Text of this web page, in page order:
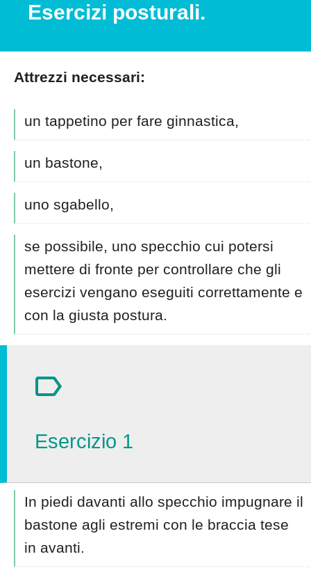
Esercizi posturali.
Attrezzi necessari:
un tappetino per fare ginnastica,
un bastone,
uno sgabello,
se possibile, uno specchio cui potersi
mettere di fronte per controllare che gli
esercizi vengano eseguiti correttamente e
con la giusta postura.
Esercizio 1
In piedi davanti allo specchio impugnare il
bastone agli estremi con le braccia tese
in avanti.